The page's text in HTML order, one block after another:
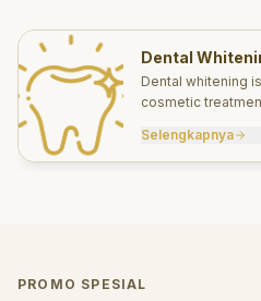
Dental
Dental whitening
cosmetic
effectively.
Selengkapnya
PROMO SPESIAL